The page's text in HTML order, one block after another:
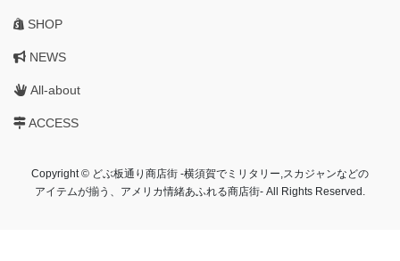
SHOP
NEWS
All-about
ACCESS
Copyright © どぶ板通り商店街 ‐横須賀でミリタリー,スカジャンなどの
アイテムが揃う、アメリカ情緒あふれる商店街‐ All Rights Reserved.